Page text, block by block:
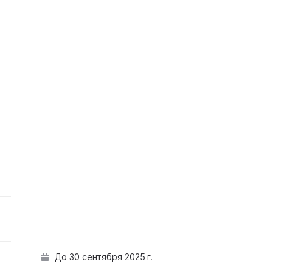
До 30 сентября 2025 г.